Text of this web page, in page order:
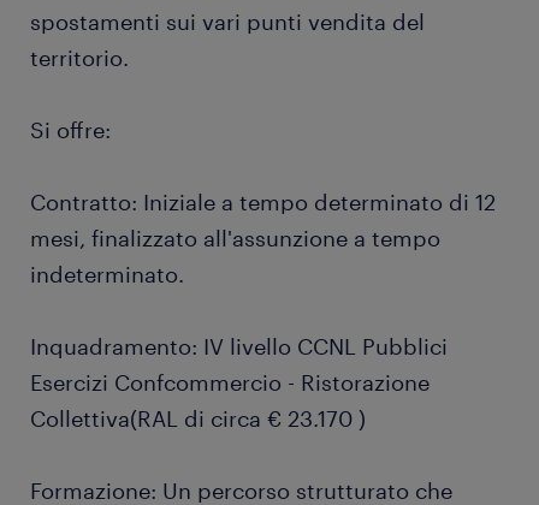
spostamenti sui vari punti vendita del
territorio.
Si offre:
Contratto: Iniziale a tempo determinato di 12
mesi, finalizzato all'assunzione a tempo
indeterminato.
Inquadramento: IV livello CCNL Pubblici
Esercizi Confcommercio - Ristorazione
Collettiva(RAL di circa € 23.170 )
Formazione: Un percorso strutturato che